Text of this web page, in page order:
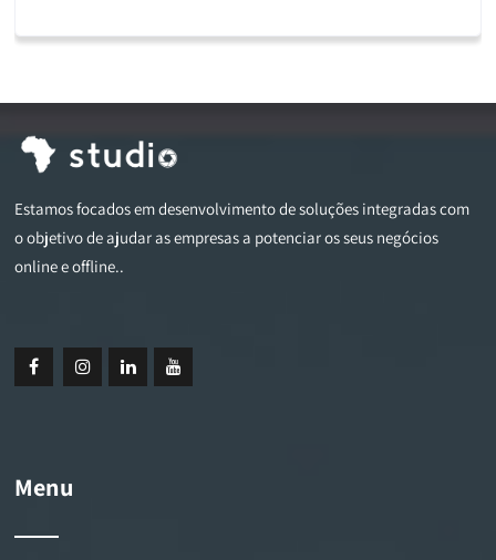
Estamos focados em desenvolvimento de soluções integradas com
o objetivo de ajudar as empresas a potenciar os seus negócios
online e offline..
Menu